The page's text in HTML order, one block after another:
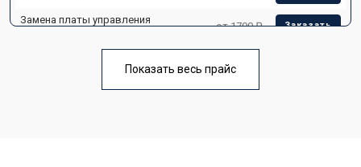
Замена платы управления
от 1700 ₽ Заказать
Ремонт/замена датчика
Замена термостата от 1700 ₽
Показать весь прайс